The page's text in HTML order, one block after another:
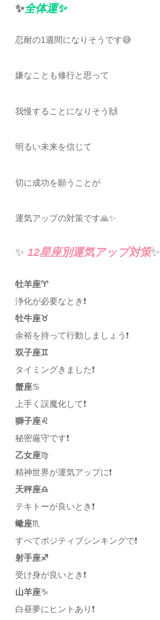
✨全体運✨
忍耐の1週間になりそうです😅
嫌なことも修行と思って
我慢することになりそう🙌
明るい未来を信じて
切に成功を願うことが
運気アップの対策です🙏✨
✨ 12星座別運気アップ対策✨
牡羊座♈️
浄化が必要なとき❗️
牡牛座♉️
余裕を持って行動しましょう❗️
双子座♊️
タイミングきました❗️
蟹座♋️
上手く誤魔化して❗️
獅子座♌️
秘密厳守です❗️
乙女座♍️
精神世界が運気アップに❗️
天秤座♎️
テキトーが良いとき❗️
蠍座♏️
すべてポジティブシンキングで❗️
射手座♐️
受け身が良いとき❗️
山羊座♑️
白昼夢にヒントあり❗️